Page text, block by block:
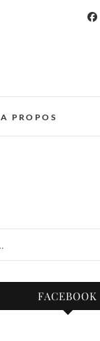
A PROPOS
FACEBOOK